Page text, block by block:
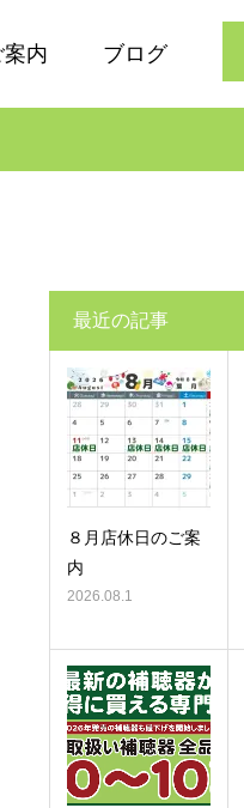
内 ブログ
最近の記事
８月店休日のご案
内
2026.08.1